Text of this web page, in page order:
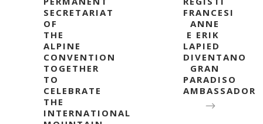
SECRETARIAT
OF
THE
ALPINE
CONVENTION
TOGETHER
TO
CELEBRATE
THE
INTERNATIONAL
FRANCESI
ANNE
E ERIK
LAPIED
DIVENTANO
GRAN
PARADISO
AMBASSADOR